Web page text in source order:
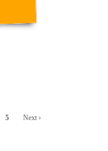
5 Next ›